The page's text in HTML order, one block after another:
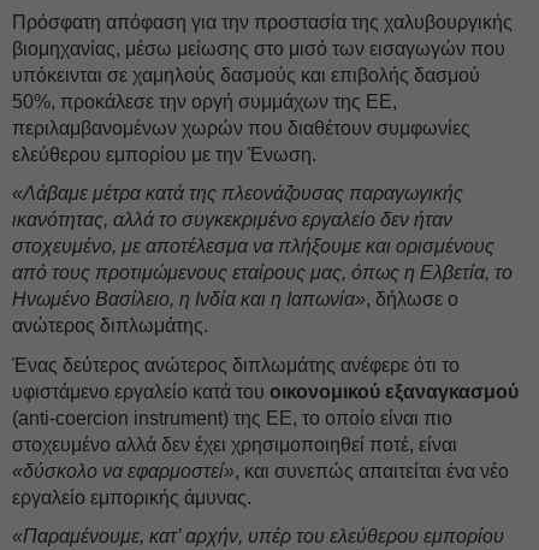
Πρόσφατη απόφαση για την προστασία της χαλυβουργικής
βιομηχανίας, μέσω μείωσης στο μισό των εισαγωγών που
υπόκεινται σε χαμηλούς δασμούς και επιβολής δασμού
50%, προκάλεσε την οργή συμμάχων της ΕΕ,
περιλαμβανομένων χωρών που διαθέτουν συμφωνίες
ελεύθερου εμπορίου με την Ένωση.
«Λάβαμε μέτρα κατά της πλεονάζουσας παραγωγικής
ικανότητας, αλλά το συγκεκριμένο εργαλείο δεν ήταν
στοχευμένο, με αποτέλεσμα να πλήξουμε και ορισμένους
από τους προτιμώμενους εταίρους μας, όπως η Ελβετία, το
Ηνωμένο Βασίλειο, η Ινδία και η Ιαπωνία», δήλωσε ο
ανώτερος διπλωμάτης.
Ένας δεύτερος ανώτερος διπλωμάτης ανέφερε ότι το
υφιστάμενο εργαλείο κατά του οικονομικού εξαναγκασμού
(anti-coercion instrument) της ΕΕ, το οποίο είναι πιο
στοχευμένο αλλά δεν έχει χρησιμοποιηθεί ποτέ, είναι
«δύσκολο να εφαρμοστεί», και συνεπώς απαιτείται ένα νέο
εργαλείο εμπορικής άμυνας.
«Παραμένουμε, κατ’ αρχήν, υπέρ του ελεύθερου εμπορίου